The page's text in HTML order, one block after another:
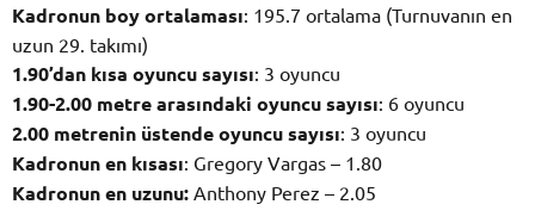
Kadronun boy ortalaması: 195.7 ortalama (Turnuvanın en
uzun 29. takımı)
1.90’dan kısa oyuncu sayısı: 3 oyuncu
1.90-2.00 metre arasındaki oyuncu sayısı: 6 oyuncu
2.00 metrenin üstende oyuncu sayısı: 3 oyuncu
Kadronun en kısası: Gregory Vargas – 1.80
Kadronun en uzunu: Anthony Perez – 2.05